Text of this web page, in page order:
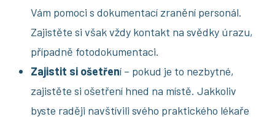
Vám pomoci s dokumentací zranění personál.
Zajistěte si však vždy kontakt na svědky úrazu,
případně fotodokumentaci.
Zajistit si ošetření – pokud je to nezbytné,
zajistěte si ošetření hned na místě. Jakkoliv
byste raději navštívili svého praktického lékaře